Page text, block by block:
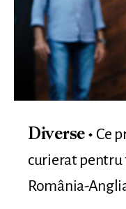
Diverse
Ce
curierat pentru
România-